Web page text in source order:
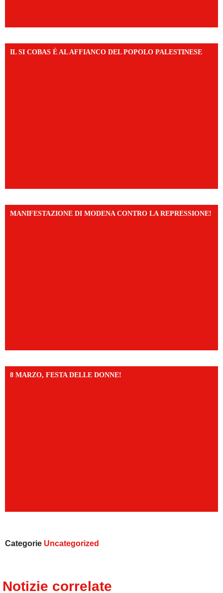
IL SI COBAS È AL AFFIANCO DEL POPOLO PALESTINESE
MANIFESTAZIONE DI MODENA CONTRO LA REPRESSIONE!
8 MARZO, FESTA DELLE DONNE!
Categorie Uncategorized
Notizie correlate